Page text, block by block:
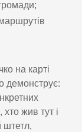
на карті
демонструє:
хто жив тут і
штетл,